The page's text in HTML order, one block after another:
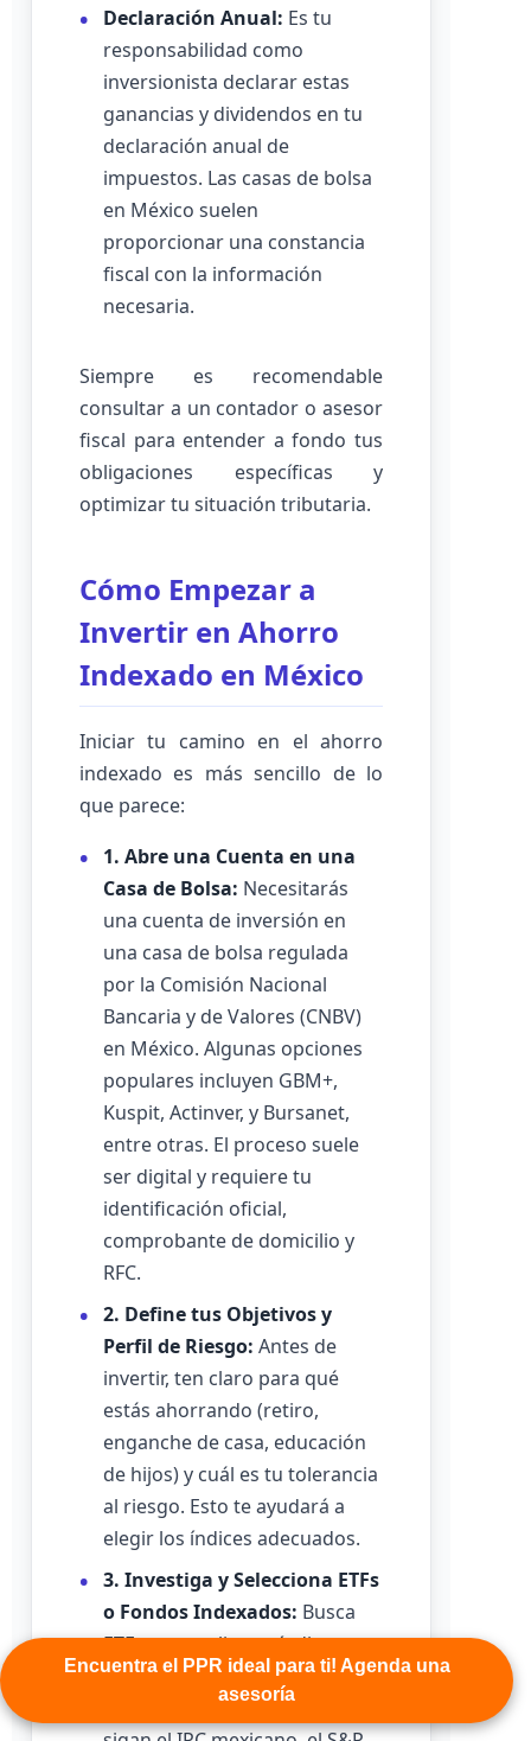
Encuentra el PPR ideal para ti! Agenda una
asesoría
Declaración Anual: Es tu
responsabilidad como
inversionista declarar estas
ganancias y dividendos en tu
declaración anual de
impuestos. Las casas de bolsa
en México suelen
proporcionar una constancia
fiscal con la información
necesaria.
Siempre es recomendable
consultar a un contador o asesor
fiscal para entender a fondo tus
obligaciones específicas y
optimizar tu situación tributaria.
Cómo Empezar a
Invertir en Ahorro
Indexado en México
Iniciar tu camino en el ahorro
indexado es más sencillo de lo
que parece:
1. Abre una Cuenta en una
Casa de Bolsa: Necesitarás
una cuenta de inversión en
una casa de bolsa regulada
por la Comisión Nacional
Bancaria y de Valores (CNBV)
en México. Algunas opciones
populares incluyen GBM+,
Kuspit, Actinver, y Bursanet,
entre otras. El proceso suele
ser digital y requiere tu
identificación oficial,
comprobante de domicilio y
RFC.
2. Define tus Objetivos y
Perfil de Riesgo: Antes de
invertir, ten claro para qué
estás ahorrando (retiro,
enganche de casa, educación
de hijos) y cuál es tu tolerancia
al riesgo. Esto te ayudará a
elegir los índices adecuados.
3. Investiga y Selecciona ETFs
o Fondos Indexados: Busca
ETFs que repliquen índices
relevantes para tus objetivos.
Puedes encontrar ETFs que